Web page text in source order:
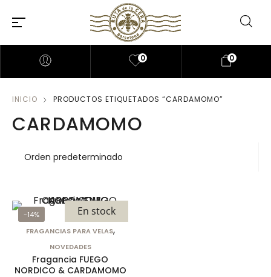
0 0
INICIO PRODUCTOS ETIQUETADOS “CARDAMOMO”
CARDAMOMO
-14% En stock
FRAGANCIAS PARA VELAS,
NOVEDADES
Fragancia FUEGO
NORDICO & CARDAMOMO